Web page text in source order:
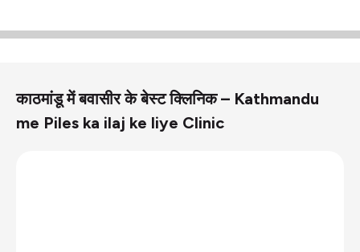
काठमांडू में बवासीर के बेस्ट क्लिनिक – Kathmandu
me Piles ka ilaj ke liye Clinic